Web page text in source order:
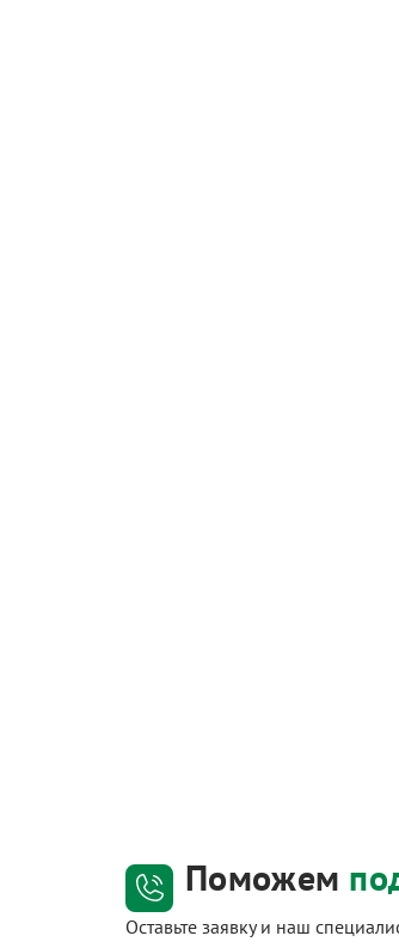
Поможем
Оставьте заявку и наш